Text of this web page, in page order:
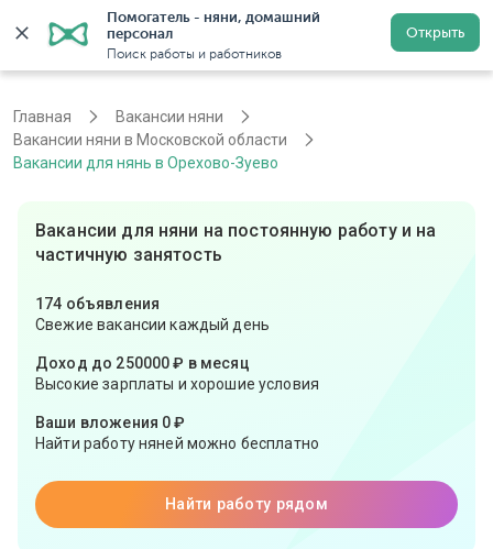
Помогатель - няни, домашний
персонал
Поиск работы и работников
Открыть
Регистрация
Главная
Вакансии няни
Вакансии няни в Московской области
Вакансии для нянь в Орехово-Зуево
Вакансии для няни на постоянную работу и на
частичную занятость
174 объявления
Свежие вакансии каждый день
Доход до 250000 ₽ в месяц
Высокие зарплаты и хорошие условия
Ваши вложения 0 ₽
Найти работу няней можно бесплатно
Найти работу рядом